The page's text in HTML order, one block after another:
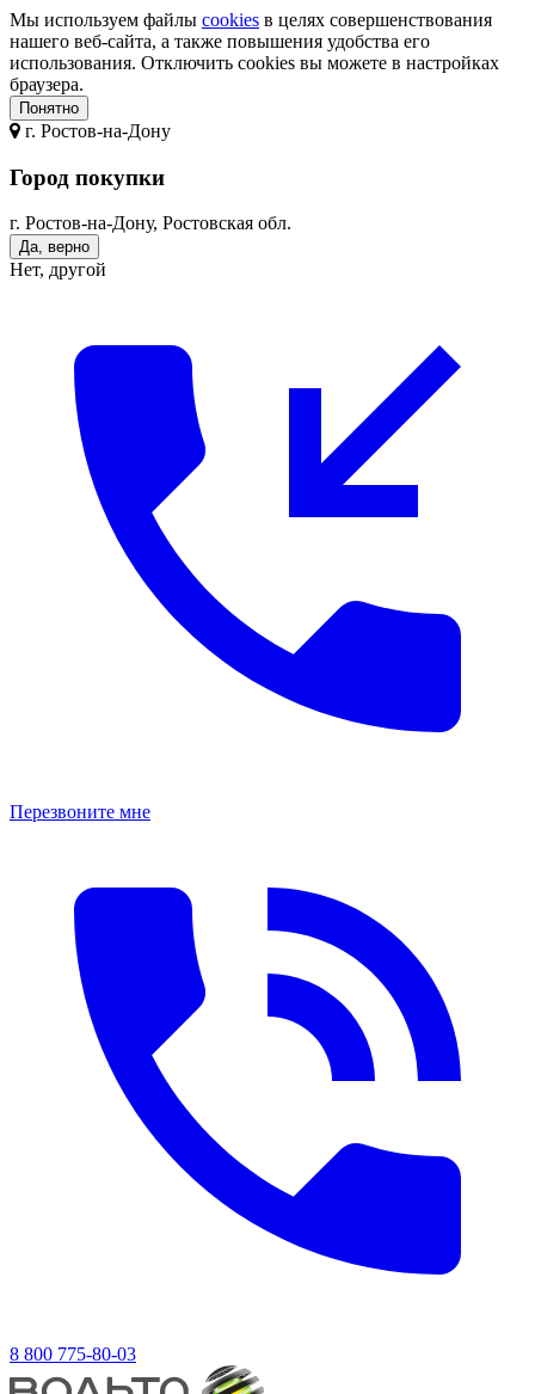
Мы используем файлы cookies в целях совершенствования
нашего веб-сайта, а также повышения удобства его
использования. Отключить cookies вы можете в настройках
браузера.
Понятно
г. Ростов-на-Дону
Город покупки
г. Ростов-на-Дону, Ростовская обл.
Да, верно
Нет, другой
Перезвоните мне
8 800 775-80-03